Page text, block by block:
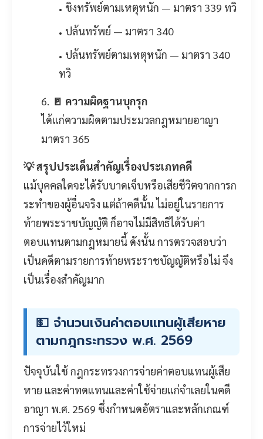
ชิงทรัพย์ตามเหตุหนัก — มาตรา 339 ทวิ
ปล้นทรัพย์ — มาตรา 340
ปล้นทรัพย์ตามเหตุหนัก — มาตรา 340
ทวิ
🚪 ความผิดฐานบุกรุก
ได้แก่ความผิดตามประมวลกฎหมายอาญา
มาตรา 365
💡 สรุปประเด็นสำคัญเรื่องประเภทคดี
แม้บุคคลใดจะได้รับบาดเจ็บหรือเสียชีวิตจากการก
ระทำของผู้อื่นจริง แต่ถ้าคดีนั้น ไม่อยู่ในรายการ
ท้ายพระราชบัญญัติ ก็อาจไม่มีสิทธิได้รับค่า
ตอบแทนตามกฎหมายนี้ ดังนั้น การตรวจสอบว่า
เป็นคดีตามรายการท้ายพระราชบัญญัติหรือไม่ จึง
เป็นเรื่องสำคัญมาก
💵 จำนวนเงินค่าตอบแทนผู้เสียหาย
ตามกฎกระทรวง พ.ศ. 2569
ปัจจุบันใช้ กฎกระทรวงการจ่ายค่าตอบแทนผู้เสีย
หาย และค่าทดแทนและค่าใช้จ่ายแก่จำเลยในคดี
อาญา พ.ศ. 2569 ซึ่งกำหนดอัตราและหลักเกณฑ์
การจ่ายไว้ใหม่